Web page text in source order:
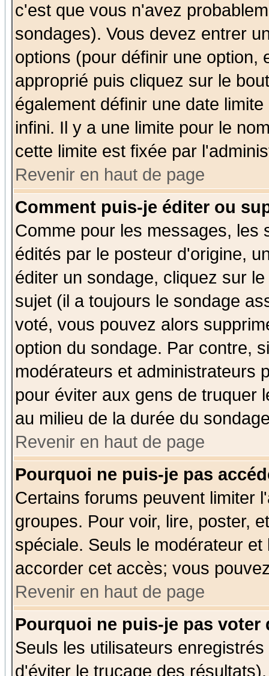
c'est que vous n'avez
sondages). Vous devez entrer
options (pour définir une option,
approprié puis cliquez sur le
également définir une date
infini. Il y a une limite pour le
cette limite est fixée par
Revenir en haut de page
Comment puis-je éditer ou
Comme pour les messages, les
édités par le posteur d'origine,
éditer un sondage, cliquez sur
sujet (il a toujours le sondage
voté, vous pouvez alors
option du sondage. Par contre,
modérateurs et administrateurs
pour éviter aux gens de truquer
au milieu de la durée du
Revenir en haut de page
Pourquoi ne puis-je pas
Certains forums peuvent limiter
groupes. Pour voir, lire, poster,
spéciale. Seuls le modérateur
accorder cet accès; vous
Revenir en haut de page
Pourquoi ne puis-je pas voter
Seuls les utilisateurs
d'éviter le trucage des